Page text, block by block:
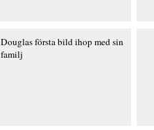
Douglas första bild ihop med sin
familj